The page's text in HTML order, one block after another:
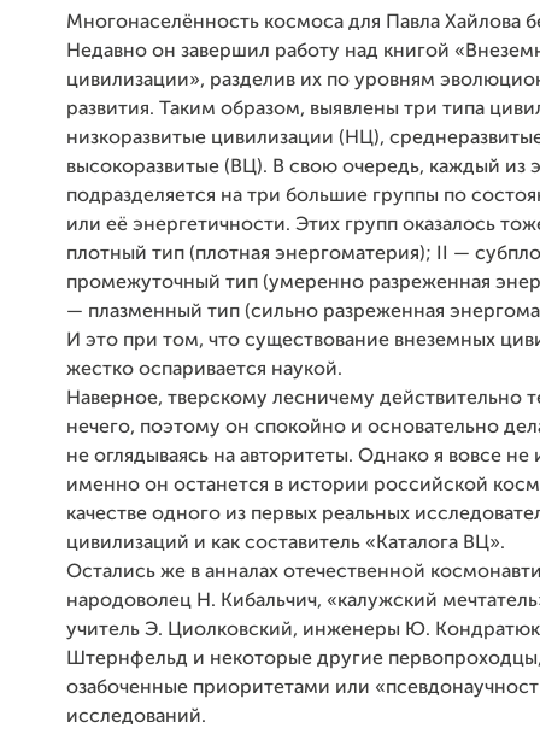
Многонаселённость космоса для Павла Хайлова
Недавно он завершил работу над книгой
цивилизации», разделив их по уровням
развития. Таким образом, выявлены три типа
низкоразвитые цивилизации (НЦ),
высокоразвитые (ВЦ). В свою очередь, каждый из
подразделяется на три большие группы по
или её энергетичности. Этих групп оказалось
плотный тип (плотная энергоматерия); II —
промежуточный тип (умеренно разреженная
— плазменный тип (сильно разреженная
И это при том, что существование внеземных
жестко оспаривается наукой.
Наверное, тверскому лесничему действительно
нечего, поэтому он спокойно и основательно
не оглядываясь на авторитеты. Однако я вовсе не
именно он останется в истории российской
качестве одного из первых реальных
цивилизаций и как составитель «Каталога ВЦ».
Остались же в анналах отечественной
народоволец Н. Кибальчич, «калужский
учитель Э. Циолковский, инженеры Ю.
Штернфельд и некоторые другие
озабоченные приоритетами или
исследований.